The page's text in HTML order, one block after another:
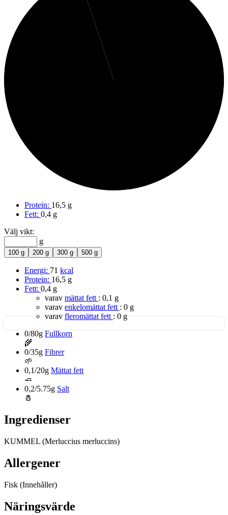
Protein: 16,5 g
Fett: 0,4 g
Välj vikt:
g
100 g 200 g 300 g 500 g
Energi: 71 kcal
Protein: 16,5 g
Fett: 0,4 g
varav mättat fett : 0,1 g
varav enkelomättat fett : 0 g
varav fleromättat fett : 0 g
0/80g Fullkorn
🌾
0/35g Fibrer
🌱
0,1/20g Mättat fett
🧈
0,2/5.75g Salt
🧂
Ingredienser
KUMMEL (Merluccius merluccins)
Allergener
Fisk (Innehåller)
Näringsvärde